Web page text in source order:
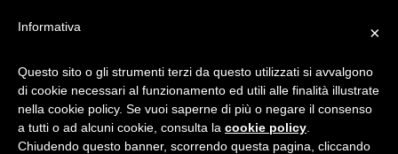
CUPCAKE AL CACAO DI
NATALE: LA RICETTA CON
L’ALBERO DI GLASSA
×
Informativa
Questo sito o gli strumenti terzi da questo utilizzati si avvalgono
di cookie necessari al funzionamento ed utili alle finalità illustrate
nella cookie policy. Se vuoi saperne di più o negare il consenso
a tutti o ad alcuni cookie, consulta la cookie policy
Chiudendo questo banner, scorrendo questa pagina, cliccando